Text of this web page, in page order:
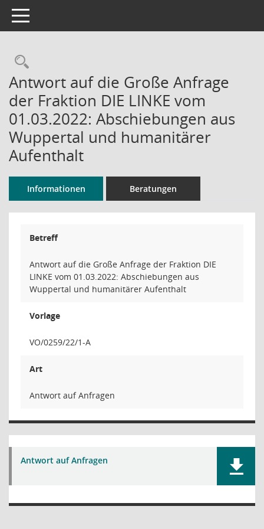
Toggle navigation
Rechercheauswahl
Antwort auf die Große Anfrage
der Fraktion DIE LINKE vom
01.03.2022: Abschiebungen aus
Wuppertal und humanitärer
Aufenthalt
Informationen Beratungen
Betreff
Antwort auf die Große Anfrage der Fraktion DIE
LINKE vom 01.03.2022: Abschiebungen aus
Wuppertal und humanitärer Aufenthalt
Vorlage
VO/0259/22/1-A
Art
Antwort auf Anfragen
Antwort auf Anfragen